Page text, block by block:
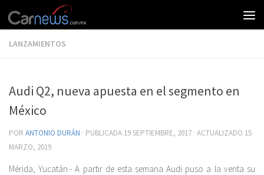
LANZAMIENTOS
Audi Q2, nueva apuesta en el segmento en
México
POR ANTONIO DURÁN · PUBLICADA 19 SEPTIEMBRE, 2017 · ACTUALIZADO 15
MARZO, 2019
Mérida, Yucatán.- A partir de esta semana Audi puso a la venta su